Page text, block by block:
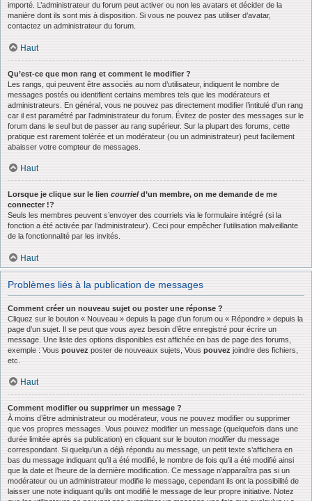
importé. L’administrateur du forum peut activer ou non les avatars et décider de la
manière dont ils sont mis à disposition. Si vous ne pouvez pas utiliser d’avatar,
contactez un administrateur du forum.
Haut
Qu’est-ce que mon rang et comment le modifier ?
Les rangs, qui peuvent être associés au nom d’utilisateur, indiquent le nombre de
messages postés ou identifient certains membres tels que les modérateurs et
administrateurs. En général, vous ne pouvez pas directement modifier l’intitulé d’un rang
car il est paramétré par l’administrateur du forum. Évitez de poster des messages sur le
forum dans le seul but de passer au rang supérieur. Sur la plupart des forums, cette
pratique est rarement tolérée et un modérateur (ou un administrateur) peut facilement
abaisser votre compteur de messages.
Haut
Lorsque je clique sur le lien courrield’un membre, on me demande de me
connecter !?
Seuls les membres peuvent s’envoyer des courriels via le formulaire intégré (si la
fonction a été activée par l’administrateur). Ceci pour empêcher l’utilisation malveillante
de la fonctionnalité par les invités.
Haut
Problèmes liés à la publication de messages
Comment créer un nouveau sujet ou poster une réponse ?
Cliquez sur le bouton « Nouveau » depuis la page d’un forum ou « Répondre » depuis la
page d’un sujet. Il se peut que vous ayez besoin d’être enregistré pour écrire un
message. Une liste des options disponibles est affichée en bas de page des forums,
exemple : Vous pouvez poster de nouveaux sujets, Vous pouvez joindre des fichiers,
etc.
Haut
Comment modifier ou supprimer un message ?
À moins d’être administrateur ou modérateur, vous ne pouvez modifier ou supprimer
que vos propres messages. Vous pouvez modifier un message (quelquefois dans une
durée limitée après sa publication) en cliquant sur le bouton modifier du message
correspondant. Si quelqu’un a déjà répondu au message, un petit texte s’affichera en
bas du message indiquant qu’il a été modifié, le nombre de fois qu’il a été modifié ainsi
que la date et l’heure de la dernière modification. Ce message n’apparaîtra pas si un
modérateur ou un administrateur modifie le message, cependant ils ont la possibilité de
laisser une note indiquant qu’ils ont modifié le message de leur propre initiative. Notez